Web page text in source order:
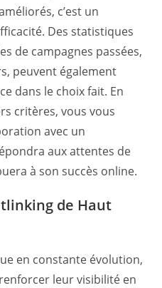
c’est un
Des statistiques
de campagnes passées,
peuvent également
dans le choix fait. En
critères, vous vous
avec un
aux attentes de
à son succès online.
de Haut
en constante évolution,
leur visibilité en